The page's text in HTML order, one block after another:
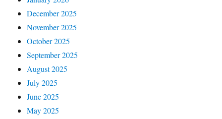
December 2025
November 2025
October 2025
September 2025
August 2025
July 2025
June 2025
May 2025